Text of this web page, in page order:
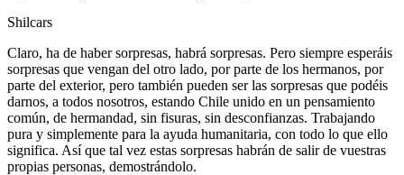
Shilcars
Claro, ha de haber sorpresas, habrá sorpresas. Pero siempre esperáis
sorpresas que vengan del otro lado, por parte de los hermanos, por
parte del exterior, pero también pueden ser las sorpresas que podéis
darnos, a todos nosotros, estando Chile unido en un pensamiento
común, de hermandad, sin fisuras, sin desconfianzas. Trabajando
pura y simplemente para la ayuda humanitaria, con todo lo que ello
significa. Así que tal vez estas sorpresas habrán de salir de vuestras
propias personas, demostrándolo.